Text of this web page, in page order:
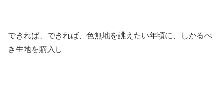
できれば、できれば、色無地を誂えたい年頃に、しかるべ
き生地を購入し